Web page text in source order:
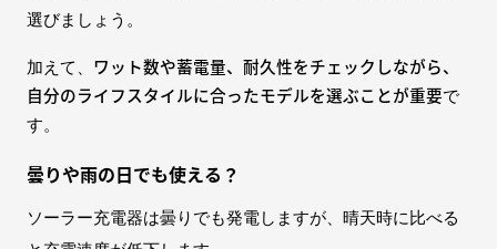
選びましょう。
加えて、 ワット数や蓄電量、耐久性をチェックしながら、
自分のライフスタイルに合ったモデルを選ぶことが重要で
す。
曇りや雨の日でも使える？
ソーラー充電器は曇りでも発電しますが、晴天時に比べる